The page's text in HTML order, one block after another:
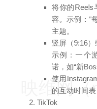
将你的Reels
容。示例：“
主题。
竖屏（9:16）
示例：一个
诺，如“新
使用
的互动时间
TikTok
映维网